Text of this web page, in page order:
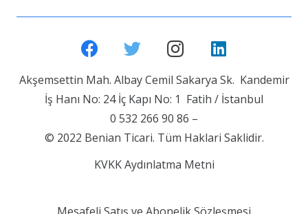
Akşemsettin Mah. Albay Cemil Sakarya Sk. Kandemir
İş Hanı No: 24 İç Kapı No: 1 Fatih / İstanbul
0 532 266 90 86 –
© 2022 Benian Ticari. Tüm Haklari Saklidir.
KVKK Aydınlatma Metni